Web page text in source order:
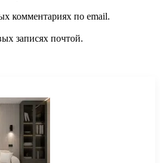
комментариях по email.
записях почтой.